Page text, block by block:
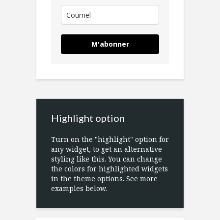
M'abonner
Highlight option
Turn on the "highlight" option for
any widget, to get an alternative
styling like this. You can change
the colors for highlighted widgets
in the theme options. See more
examples below.